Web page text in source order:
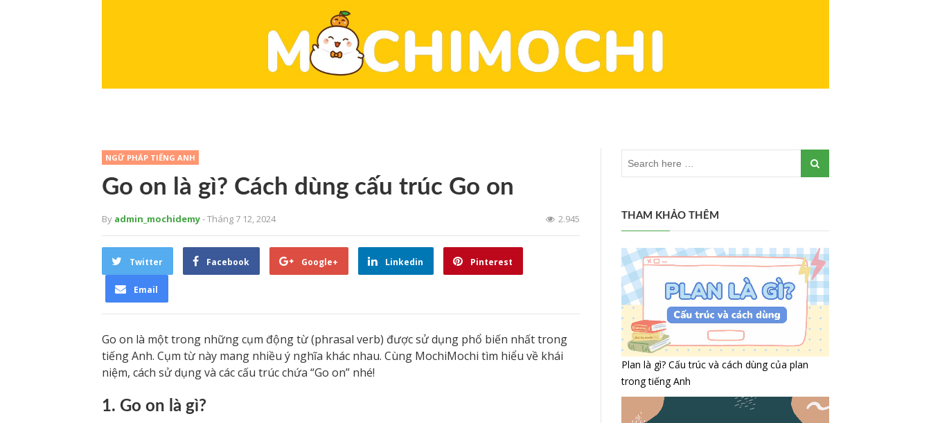
NGỮ PHÁP TIẾNG ANH
Go on là gì? Cách dùng cấu trúc Go on
By admin_mochidemy- Tháng 7 12, 2024 2.945
Twitter Facebook Google+ Linkedin Pinterest
Email
Go on là một trong những cụm động từ (phrasal verb) được sử dụng phổ biến nhất trong
tiếng Anh. Cụm từ này mang nhiều ý nghĩa khác nhau. Cùng MochiMochi tìm hiểu về khái
niệm, cách sử dụng và các cấu trúc chứa “Go on” nhé!
1. Go on là gì?
THAM KHẢO THÊM
Plan là gì? Cấu trúc và cách dùng của plan
trong tiếng Anh